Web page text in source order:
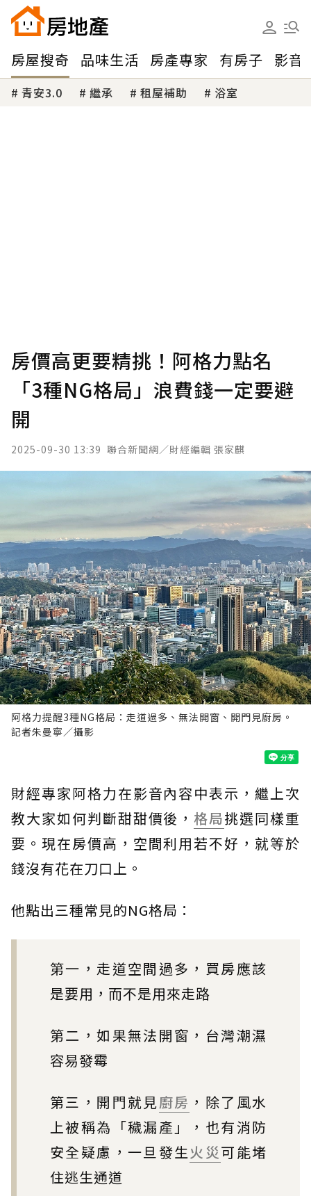
房屋搜奇 品味生活 房產專家 有房子 影音
青安3.0 繼承 租屋補助 浴室
房價高更要精挑！阿格力點名
「3種NG格局」浪費錢一定要避
開
2025-09-30 13:39 聯合新聞網／財經編輯 張家麒
阿格力提醒3種NG格局：走道過多、無法開窗、開門見廚房。
記者朱曼寧／攝影
財經專家阿格力在影音內容中表示，繼上次
教大家如何判斷甜甜價後， 格局挑選同樣重
要。現在房價高，空間利用若不好，就等於
錢沒有花在刀口上。
他點出三種常見的NG格局：
第一，走道空間過多，買房應該
是要用，而不是用來走路
第二，如果無法開窗，台灣潮濕
容易發霉
第三，開門就見廚房 ，除了風水
上被稱為「穢漏產」，也有消防
安全疑慮，一旦發生火災可能堵
住逃生通道